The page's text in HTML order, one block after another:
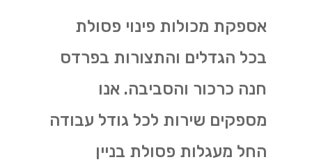
אספקת מכולות פינוי פסולת
בכל הגדלים והתצורות בפרדס
חנה כרכור והסביבה. אנו
מספקים שירות לכל גודל עבודה
החל מעגלות פסולת בניין